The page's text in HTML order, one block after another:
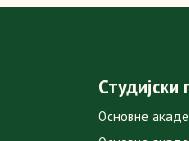
Основне